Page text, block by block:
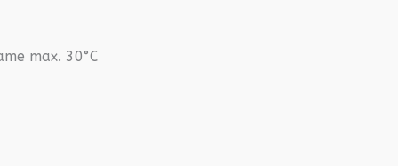
max. 30°C